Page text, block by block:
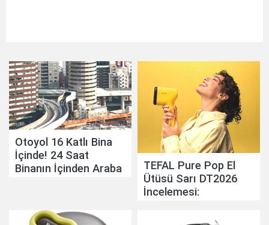
Otoyol 16 Katlı Bina
İçinde! 24 Saat
Binanın İçinden Araba
TEFAL Pure Pop El
Ütüsü Sarı DT2026
İncelemesi:
Hayatı Kolaylaştırıyor